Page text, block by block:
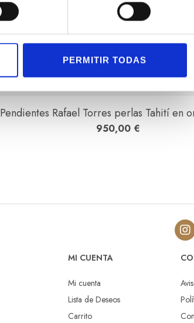
PERMITIR TODAS
Pendientes Rafael Torres perlas Tahití en
950,00 €
MI CUENTA
Mi cuenta
Lista de Deseos
Carrito